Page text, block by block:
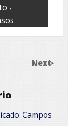
,
Next
Campos